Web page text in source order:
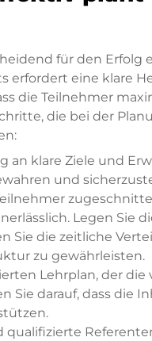
für den Erfolg
erfordert eine klare
die Teilnehmer
die bei der
an klare Ziele und
und
Legen Sie
Sie die zeitliche
zu gewährleisten.
Lehrplan, der die
Sie darauf, dass die
qualifizierte